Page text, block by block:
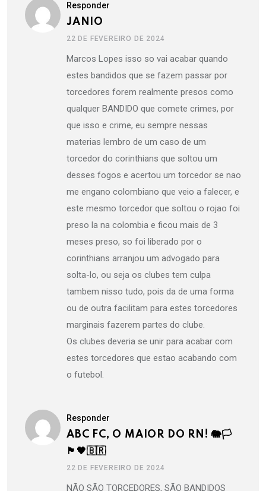
Responder
JANIO
22 DE FEVEREIRO DE 2024
Marcos Lopes isso so vai acabar quando
estes bandidos que se fazem passar por
torcedores forem realmente presos como
qualquer BANDIDO que comete crimes, por
que isso e crime, eu sempre nessas
materias lembro de um caso de um
torcedor do corinthians que soltou um
desses fogos e acertou um torcedor se nao
me engano colombiano que veio a falecer, e
este mesmo torcedor que soltou o rojao foi
preso la na colombia e ficou mais de 3
meses preso, so foi liberado por o
corinthians arranjou um advogado para
solta-lo, ou seja os clubes tem culpa
tambem nisso tudo, pois da de uma forma
ou de outra facilitam para estes torcedores
marginais fazerem partes do clube.
Os clubes deveria se unir para acabar com
estes torcedores que estao acabando com
o futebol.
Responder
ABC FC, O MAIOR DO RN! 🐘🏳
🏴🖤🇧🇷
22 DE FEVEREIRO DE 2024
NÃO SÃO TORCEDORES, SÃO BANDIDOS